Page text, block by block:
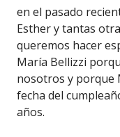
en el pasado
Esther y tantas
queremos hacer
María Bellizzi
nosotros y porque
fecha del
años.